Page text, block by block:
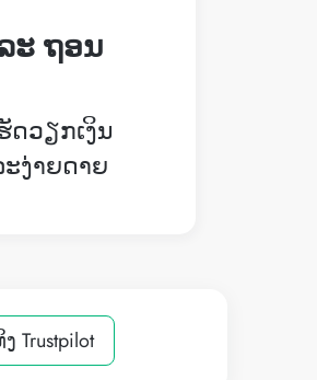
ະ ຖອນ
ດວຽກເງິນ
ງ່າຍດາຍ
Trustpilot